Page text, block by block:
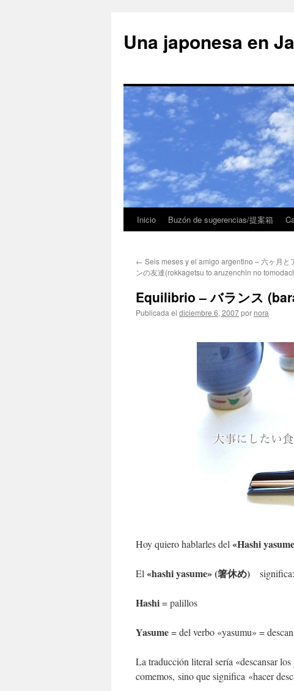
Una japonesa en
Inicio Buzón de sugerencias/提案箱
← Seis meses y el amigo argentino – 六ヶ月と
ンの友達(rokkagetsu to aruzenchin no
Equilibrio – バランス
Publicada el diciembre 6, 2007por nora
Hoy quiero hablarles del «Hashi
El «hashi yasume» (箸休め) significa:
Hashi= palillos
Yasume= del verbo «yasumu» =
La traducción literal sería «descansar
comemos, sino que significa «hacer